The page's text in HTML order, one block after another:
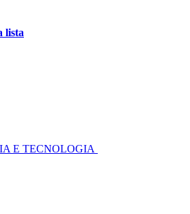
lista
E TECNOLOGIA